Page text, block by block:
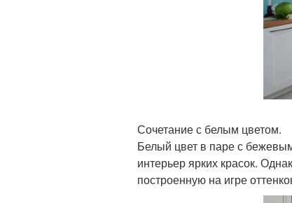
Сочетание с белым цветом.
Белый цвет в паре с
интерьер ярких красок.
построенную на игре